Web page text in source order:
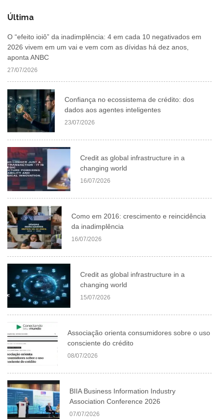
Última
O “efeito ioiô” da inadimplência: 4 em cada 10 negativados em
2026 vivem em um vai e vem com as dívidas há dez anos,
aponta ANBC
27/07/2026
Confiança no ecossistema de crédito: dos
dados aos agentes inteligentes
23/07/2026
Credit as global infrastructure in a
changing world
16/07/2026
Como em 2016: crescimento e reincidência
da inadimplência
16/07/2026
Credit as global infrastructure in a
changing world
15/07/2026
Associação orienta consumidores sobre o uso
consciente do crédito
08/07/2026
BIIA Business Information Industry
Association Conference 2026
07/07/2026